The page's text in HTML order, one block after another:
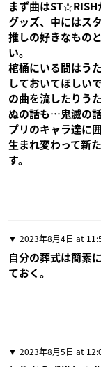
まず曲はST☆RISH
グッズ、中にはス
推しの好きなもの
い。
棺桶にいる間はう
しておいてほしい
の曲を流したりう
ぬの話も…鬼滅の
プリのキャラ達に
生まれ変わって新
す。
2023年8月4日 at
自分の葬式は簡素
ておく。
2023年8月5日 at